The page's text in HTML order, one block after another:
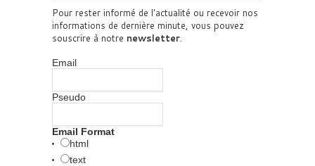
Pour rester informé de l'actualité ou recevoir nos
informations de dernière minute, vous pouvez
souscrire à notre newsletter.
Email
Pseudo
Email Format
html
text